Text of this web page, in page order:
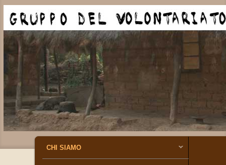
VAI AL CONTENUTO PRINCIPALE
VAI AL CONTENUTO SECONDARIO
CHI SIAMO